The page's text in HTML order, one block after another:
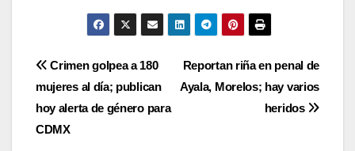
Navegación
de
entradas
Reportan riña en penal de
Ayala, Morelos; hay varios
heridos
Crimen golpea a 180
mujeres al día; publican
hoy alerta de género para
CDMX